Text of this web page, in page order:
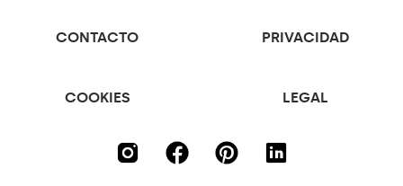
CONTACTO PRIVACIDAD
COOKIES LEGAL